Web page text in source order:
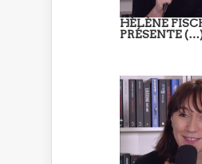
HÉLÈNE
PRÉSENTE